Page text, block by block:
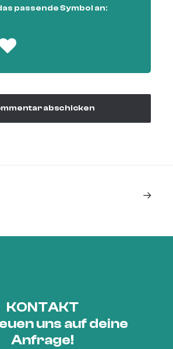
passende Symbol an:
KONTAKT
uns auf deine
Anfrage!